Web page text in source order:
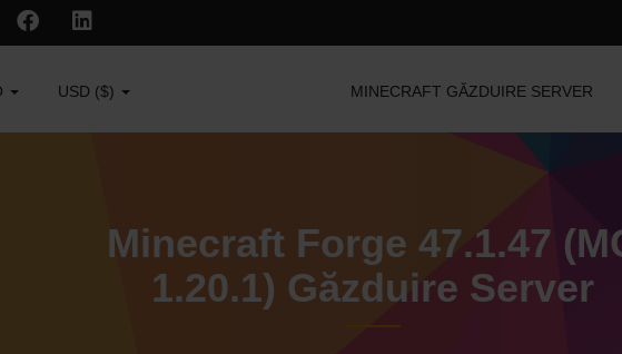
USD ($) MINECRAFT GĂZDUIRE SERVER
Minecraft Forge 47.1.47
1.20.1) Găzduire Server